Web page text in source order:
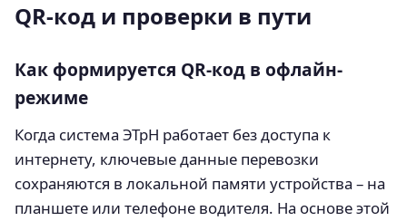
QR-код и проверки в пути
Как формируется QR-код в офлайн-
режиме
Когда система ЭТрН работает без доступа к
интернету, ключевые данные перевозки
сохраняются в локальной памяти устройства – на
планшете или телефоне водителя. На основе этой